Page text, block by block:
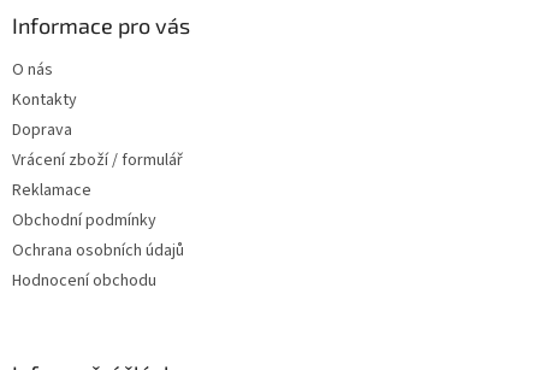
Informace pro vás
O nás
Kontakty
Doprava
Vrácení zboží / formulář
Reklamace
Obchodní podmínky
Ochrana osobních údajů
Hodnocení obchodu